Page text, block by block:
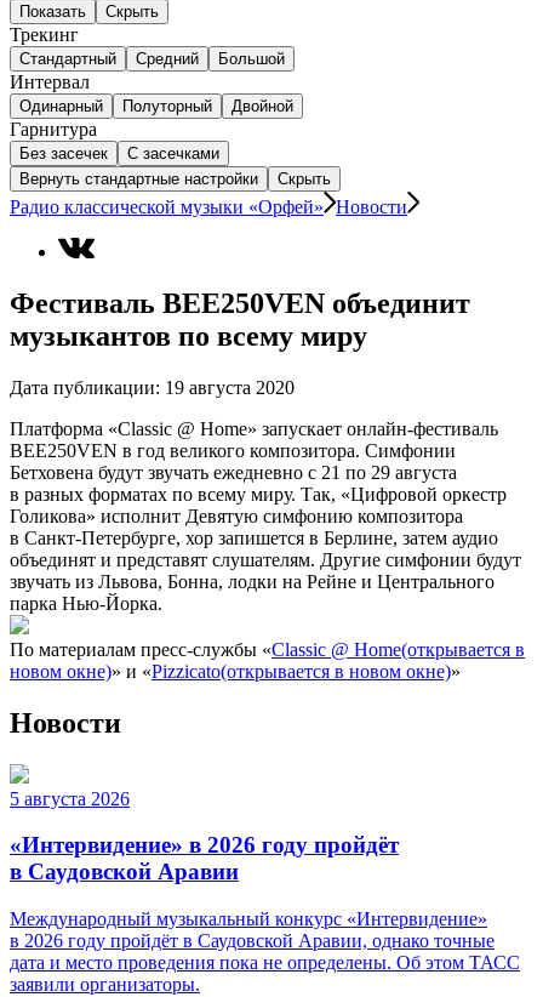
Показать Скрыть
Трекинг
Стандартный Средний Большой
Интервал
Одинарный Полуторный Двойной
Гарнитура
Без засечек
С засечками
Вернуть стандартные настройки
Скрыть
Радио классической музыки «Орфей» Новости
Фестиваль BEE250VEN объединит
музыкантов по всему миру
Дата публикации: 19 августа 2020
Платформа «Classic @ Home» запускает онлайн-фестиваль
BEE250VEN в год великого композитора. Симфонии
Бетховена будут звучать ежедневно с 21 по 29 августа
в разных форматах по всему миру. Так, «Цифровой оркестр
Голикова» исполнит Девятую симфонию композитора
в Санкт-Петербурге, хор запишется в Берлине, затем аудио
объединят и представят слушателям. Другие симфонии будут
звучать из Львова, Бонна, лодки на Рейне и Центрального
парка Нью-Йорка.
По материалам пресс-службы «Classic @ Home(открывается в
новом окне)» и «Pizzicato(открывается в новом окне)»
Новости
5 августа 2026
«Интервидение» в 2026 году пройдёт
в Саудовской Аравии
Международный музыкальный конкурс «Интервидение»
в 2026 году пройдёт в Саудовской Аравии, однако точные
дата и место проведения пока не определены. Об этом ТАСС
заявили организаторы.